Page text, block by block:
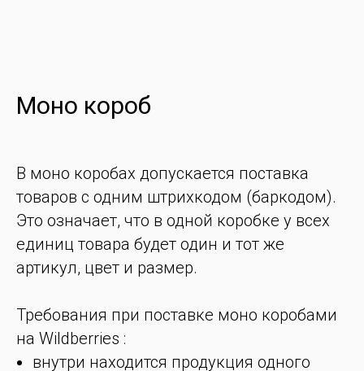
Моно короб
В моно коробах допускается поставка
товаров с одним штрихкодом (баркодом).
Это означает, что в одной коробке у всех
единиц товара будет один и тот же
артикул, цвет и размер.
Требования при поставке моно коробами
на Wildberries :
внутри находится продукция одного